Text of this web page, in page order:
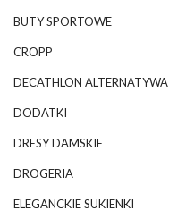
BUTY SPORTOWE
CROPP
DECATHLON ALTERNATYWA
DODATKI
DRESY DAMSKIE
DROGERIA
ELEGANCKIE SUKIENKI